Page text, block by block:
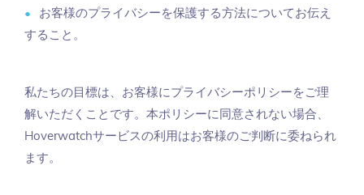
お客様のプライバシーを保護する方法についてお伝え
すること。
私たちの目標は、お客様にプライバシーポリシーをご理
解いただくことです。本ポリシーに同意されない場合、
Hoverwatchサービスの利用はお客様のご判断に委ねられ
ます。